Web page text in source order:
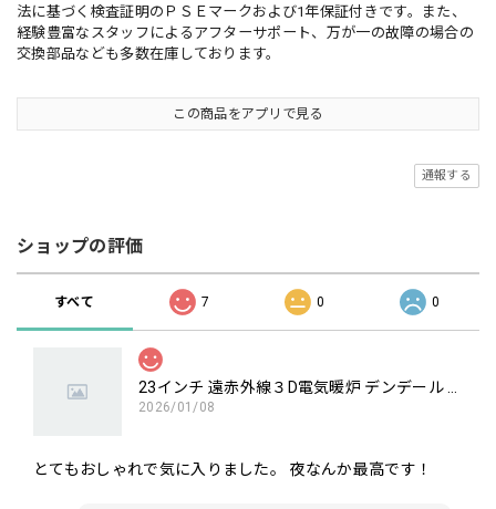
法に基づく検査証明のＰＳＥマークおよび1年保証付きです。また、
経験豊富なスタッフによるアフターサポート、万が一の故障の場合の
交換部品なども多数在庫しております。
この商品をアプリで見る
通報する
ショップの評価
すべて 7 0 0
2026/01/08
とてもおしゃれで気に入りました。 夜なんか最高です！